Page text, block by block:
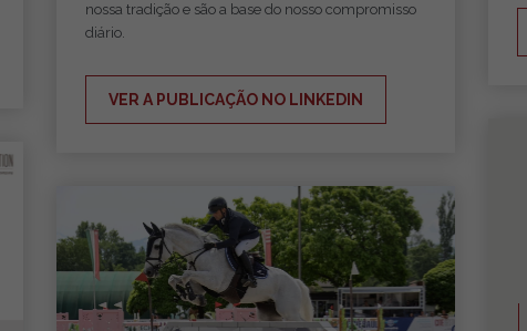
nossa tradição e são a base do nosso compromisso
diário.
VER A PUBLICAÇÃO NO LINKEDIN